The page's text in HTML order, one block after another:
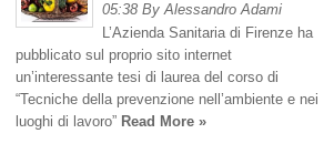
05:38 By Alessandro Adami
L’Azienda Sanitaria di Firenze ha
pubblicato sul proprio sito internet
un’interessante tesi di laurea del corso di
“Tecniche della prevenzione nell’ambiente e nei
luoghi di lavoro” Read More »